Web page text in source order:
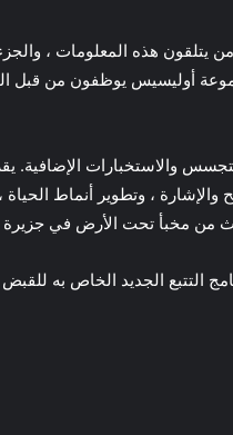
هذه المعلومات ،
أوليسيس يوظفون من قبل
والاستخبارات الإضافية.
، وتطوير أنماط
من مخبأ تحت الأرض في
يعمل خلف الكواليس مع برنامج التتبع